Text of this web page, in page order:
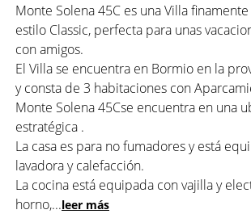
Monte Solena 45C es una Villa
estilo Classic, perfecta para unas
con amigos.
El Villa se encuentra en Bormio en la
y consta de 3 habitaciones con
Monte Solena 45Cse encuentra en una
estratégica .
La casa es para no fumadores y está
lavadora y calefacción.
La cocina está equipada con vajilla y
horno,...leer más